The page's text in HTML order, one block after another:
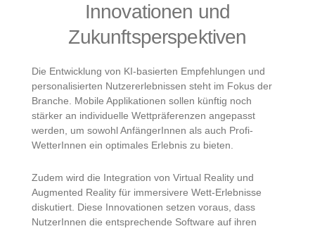
Innovationen und
Zukunftsperspektiven
Die Entwicklung von KI-basierten Empfehlungen und
personalisierten Nutzererlebnissen steht im Fokus der
Branche. Mobile Applikationen sollen künftig noch
stärker an individuelle Wettpräferenzen angepasst
werden, um sowohl AnfängerInnen als auch Profi-
WetterInnen ein optimales Erlebnis zu bieten.
Zudem wird die Integration von Virtual Reality und
Augmented Reality für immersivere Wett-Erlebnisse
diskutiert. Diese Innovationen setzen voraus, dass
NutzerInnen die entsprechende Software auf ihren